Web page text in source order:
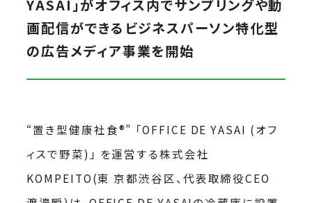
YASAI」がオフィス内でサンプリングや動
画配信ができるビジネスパーソン特化型
の広告メディア事業を開始
“置き型健康社食®” 「OFFICE DE YASAI (オフ
ィスで野菜)」 を運営する株式会社
KOMPEITO(東 京都渋谷区、代表取締役CEO